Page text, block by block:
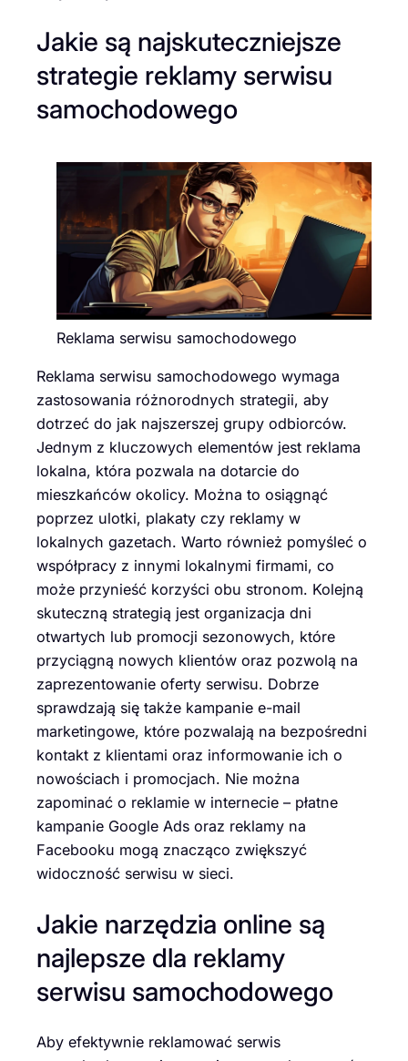
Jakie są najskuteczniejsze
strategie reklamy serwisu
samochodowego
Reklama serwisu samochodowego
Reklama serwisu samochodowego wymaga
zastosowania różnorodnych strategii, aby
dotrzeć do jak najszerszej grupy odbiorców.
Jednym z kluczowych elementów jest reklama
lokalna, która pozwala na dotarcie do
mieszkańców okolicy. Można to osiągnąć
poprzez ulotki, plakaty czy reklamy w
lokalnych gazetach. Warto również pomyśleć o
współpracy z innymi lokalnymi firmami, co
może przynieść korzyści obu stronom. Kolejną
skuteczną strategią jest organizacja dni
otwartych lub promocji sezonowych, które
przyciągną nowych klientów oraz pozwolą na
zaprezentowanie oferty serwisu. Dobrze
sprawdzają się także kampanie e-mail
marketingowe, które pozwalają na bezpośredni
kontakt z klientami oraz informowanie ich o
nowościach i promocjach. Nie można
zapominać o reklamie w internecie – płatne
kampanie Google Ads oraz reklamy na
Facebooku mogą znacząco zwiększyć
widoczność serwisu w sieci.
Jakie narzędzia online są
najlepsze dla reklamy
serwisu samochodowego
Aby efektywnie reklamować serwis